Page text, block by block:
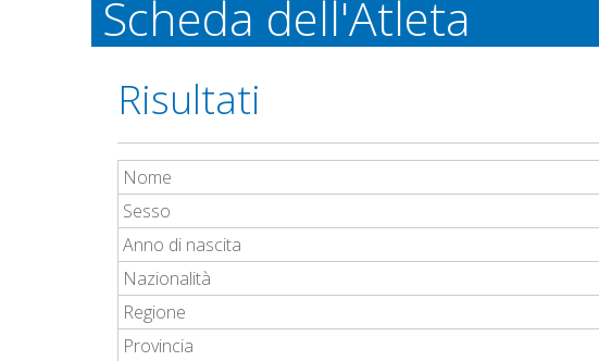
Scheda dell'Atleta
Risultati
Nome
Sesso
Anno di nascita
Nazionalità
Regione
Provincia